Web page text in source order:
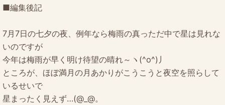
■編集後記
7月7日の七夕の夜、例年なら梅雨の真っただ中で星は見れな
いのですが
今年は梅雨が早く明け待望の晴れ～ヽ(^o^)丿
ところが、ほぼ満月の月あかりがこうこうと夜空を照らして
いるせいで
星まったく見えず…(@_@。